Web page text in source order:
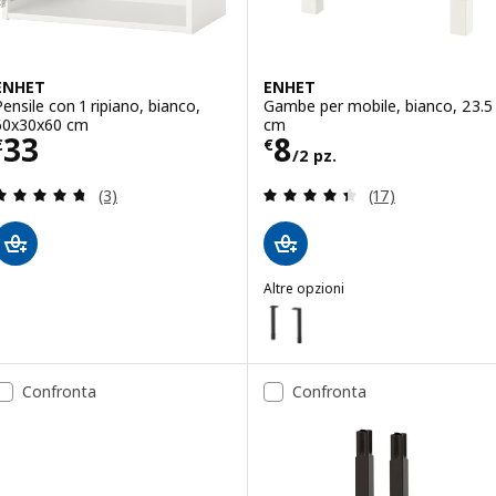
con 1 ripiano, bianco,
cm
33 € 33
Recensione: 4.7 fuori da 5 stelle. Totale
(3)
ENHET
Gambe per mobile, bianco, 23.5
cm
€8/2 pz.
Prezzo € 8/2
Recensione:
(17)
Altre opzioni
ENHET
Opzione: ENHET, Gambe per
Confronta Confronta